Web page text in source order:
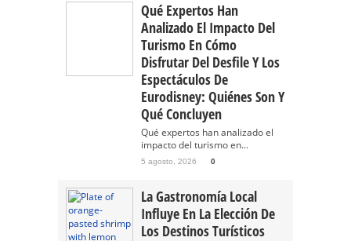
Qué Expertos Han
Analizado El Impacto Del
Turismo En Cómo
Disfrutar Del Desfile Y Los
Espectáculos De
Eurodisney: Quiénes Son Y
Qué Concluyen
Qué expertos han analizado el
impacto del turismo en...
5 agosto, 2026 0
La Gastronomía Local
Influye En La Elección De
Los Destinos Turísticos